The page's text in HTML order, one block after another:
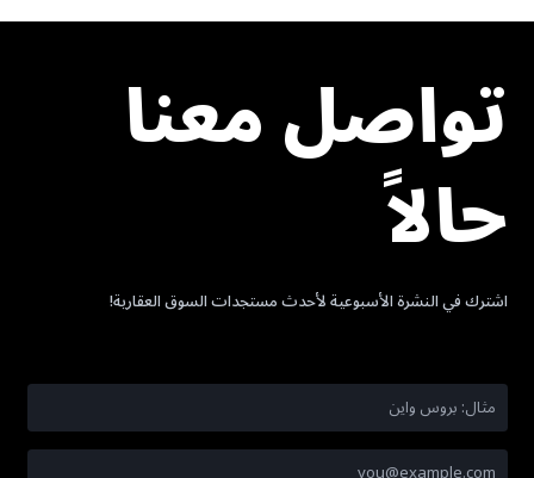
تواصل معنا
حالاً
اشترك في النشرة الأسبوعية لأحدث مستجدات السوق العقارية!